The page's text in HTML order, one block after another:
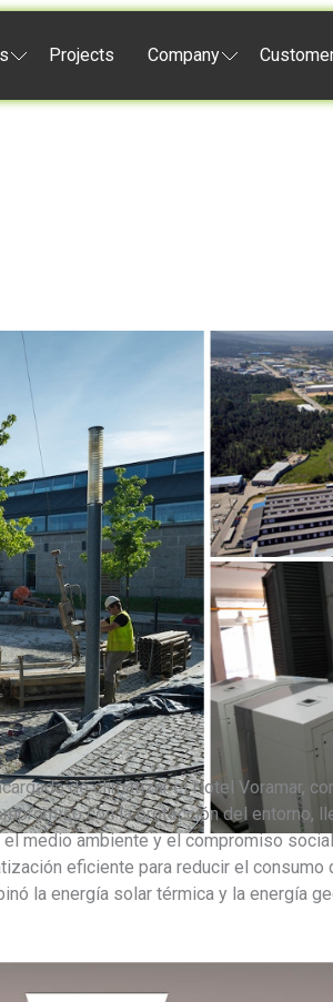
Projects Company
de climatizar el Hotel Voramar,
con la protección del entorno,
medio ambiente y el compromiso
eficiente para reducir el consumo
la energía solar térmica y la energía